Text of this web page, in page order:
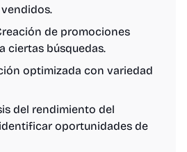
de promociones
ciertas búsquedas.
optimizada con variedad
del rendimiento del
oportunidades de